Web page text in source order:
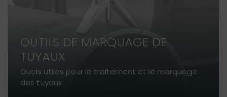
OUTILS DE MARQUAGE DE
TUYAUX
Outils utiles pour le traitement et le marquage
des tuyaux